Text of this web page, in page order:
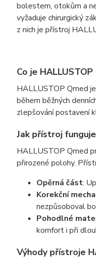
bolestem, otokům a
vyžaduje chirurgický
z nich je přístroj
Co je
HALLUSTOP Qmed
během běžných
zlepšování postavení
Jak přístroj
HALLUSTOP Qmed
přirozené polohy.
Opěrná část:
Korekční
nezpůsoboval
Pohodlné
komfort i při
Výhody přístroje